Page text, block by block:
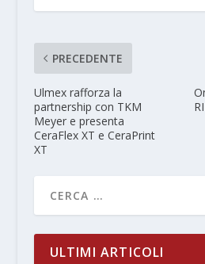
PRECEDENTE
Ulmex rafforza la
partnership con TKM
Meyer e presenta
CeraFlex XT e CeraPrint
XT
ULTIMI ARTICOLI